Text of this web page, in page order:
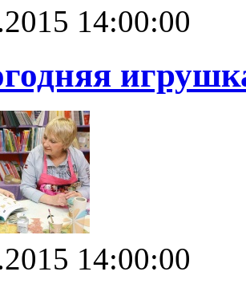
14:00:00
14:00:00